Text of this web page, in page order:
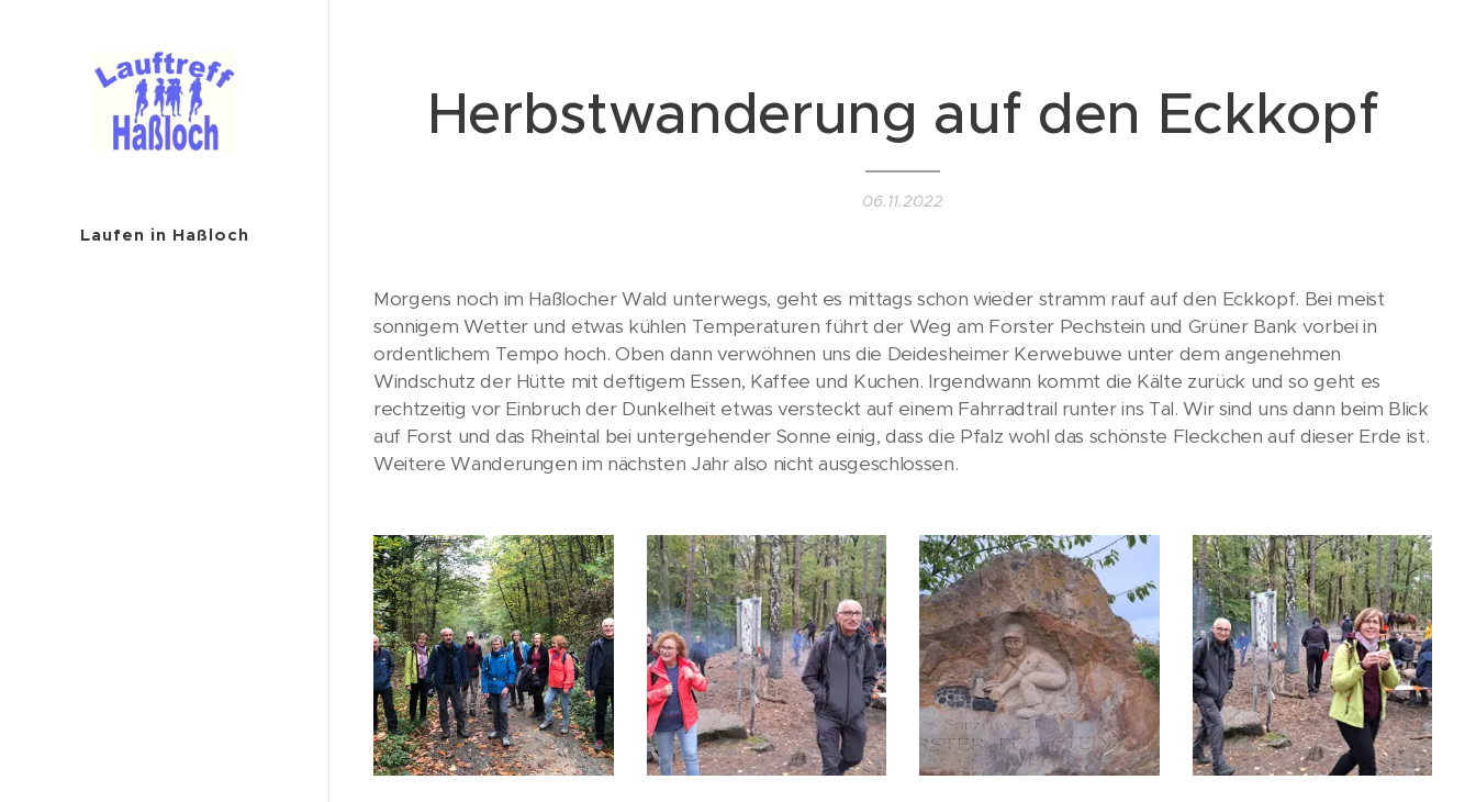
Laufen in Haßloch
Herbstwanderung auf den Eckkopf
06.11.2022
Morgens noch im Haßlocher Wald unterwegs, geht es mittags schon wieder stramm rauf auf den Eckkopf. Bei meist
sonnigem Wetter und etwas kühlen Temperaturen führt der Weg am Forster Pechstein und Grüner Bank vorbei in
ordentlichem Tempo hoch. Oben dann verwöhnen uns die Deidesheimer Kerwebuwe unter dem angenehmen
Windschutz der Hütte mit deftigem Essen, Kaffee und Kuchen. Irgendwann kommt die Kälte zurück und so geht es
rechtzeitig vor Einbruch der Dunkelheit etwas versteckt auf einem Fahrradtrail runter ins Tal. Wir sind uns dann beim Blick
auf Forst und das Rheintal bei untergehender Sonne einig, dass die Pfalz wohl das schönste Fleckchen auf dieser Erde ist.
Weitere Wanderungen im nächsten Jahr also nicht ausgeschlossen.